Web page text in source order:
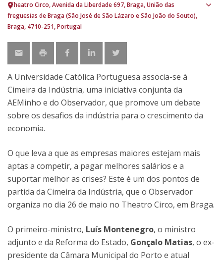
Theatro Circo Avenida da Liberdade 697 Braga União das
freguesias de Braga (São José de São Lázaro e São João do Souto),
Braga 4710-251 Portugal
A Universidade Católica Portuguesa associa-se à
Cimeira da Indústria, uma iniciativa conjunta da
AEMinho e do Observador, que promove um debate
sobre os desafios da indústria para o crescimento da
economia.
O que leva a que as empresas maiores estejam mais
aptas a competir, a pagar melhores salários e a
suportar melhor as crises? Este é um dos pontos de
partida da Cimeira da Indústria, que o Observador
organiza no dia 26 de maio no Theatro Circo, em Braga.
O primeiro-ministro, Luís Montenegro, o ministro
adjunto e da Reforma do Estado, Gonçalo Matias, o ex-
presidente da Câmara Municipal do Porto e atual